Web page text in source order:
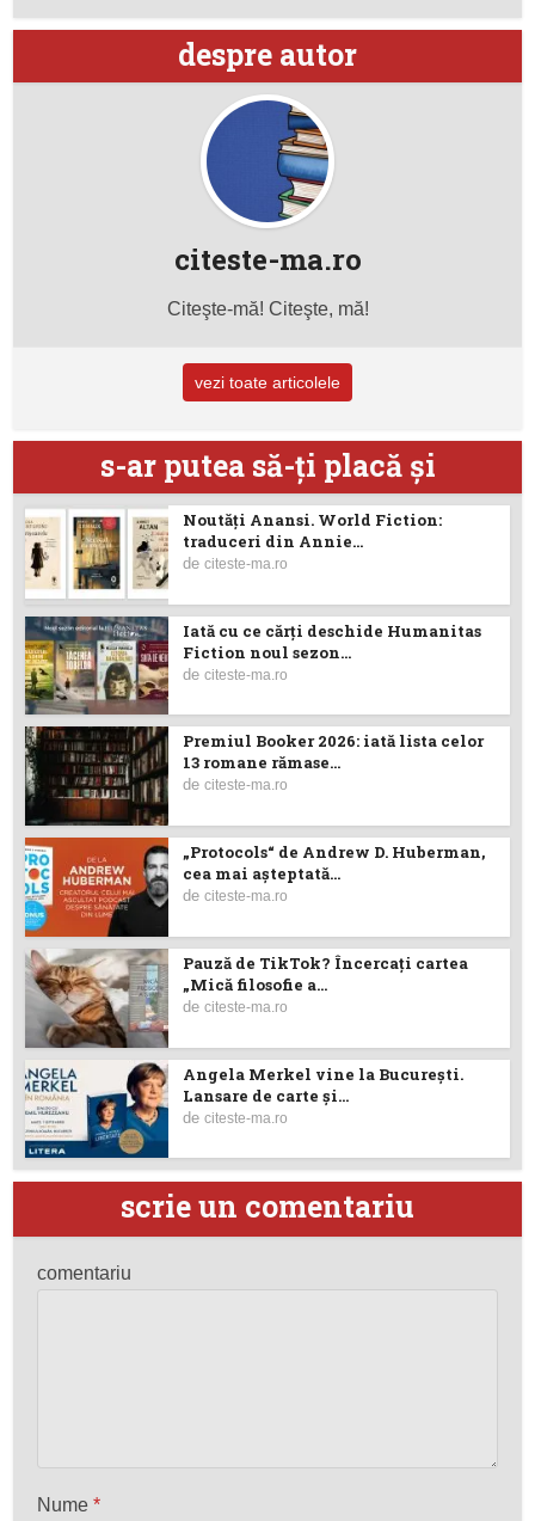
despre autor
citeste-ma.ro
Citeşte-mă! Citeşte, mă!
vezi toate articolele
s-ar putea să-ţi placă şi
Noutăţi Anansi. World Fiction:
traduceri din Annie...
deciteste-ma.ro
Iată cu ce cărţi deschide Humanitas
Fiction noul sezon...
deciteste-ma.ro
Premiul Booker 2026: iată lista celor
13 romane rămase...
deciteste-ma.ro
„Protocols“ de Andrew D. Huberman,
cea mai așteptată...
deciteste-ma.ro
Pauză de TikTok? Încercaţi cartea
„Mică filosofie a...
deciteste-ma.ro
Angela Merkel vine la București.
Lansare de carte şi...
deciteste-ma.ro
scrie un comentariu
comentariu
Nume*